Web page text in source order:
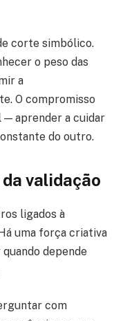
corte simbólico.
o peso das
a
O compromisso
— aprender a cuidar
do outro.
validação
ligados à
uma força criativa
depende
com